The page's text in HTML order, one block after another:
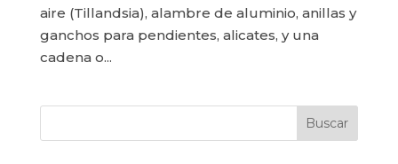
aire (Tillandsia), alambre de aluminio, anillas y
ganchos para pendientes, alicates, y una
cadena o...